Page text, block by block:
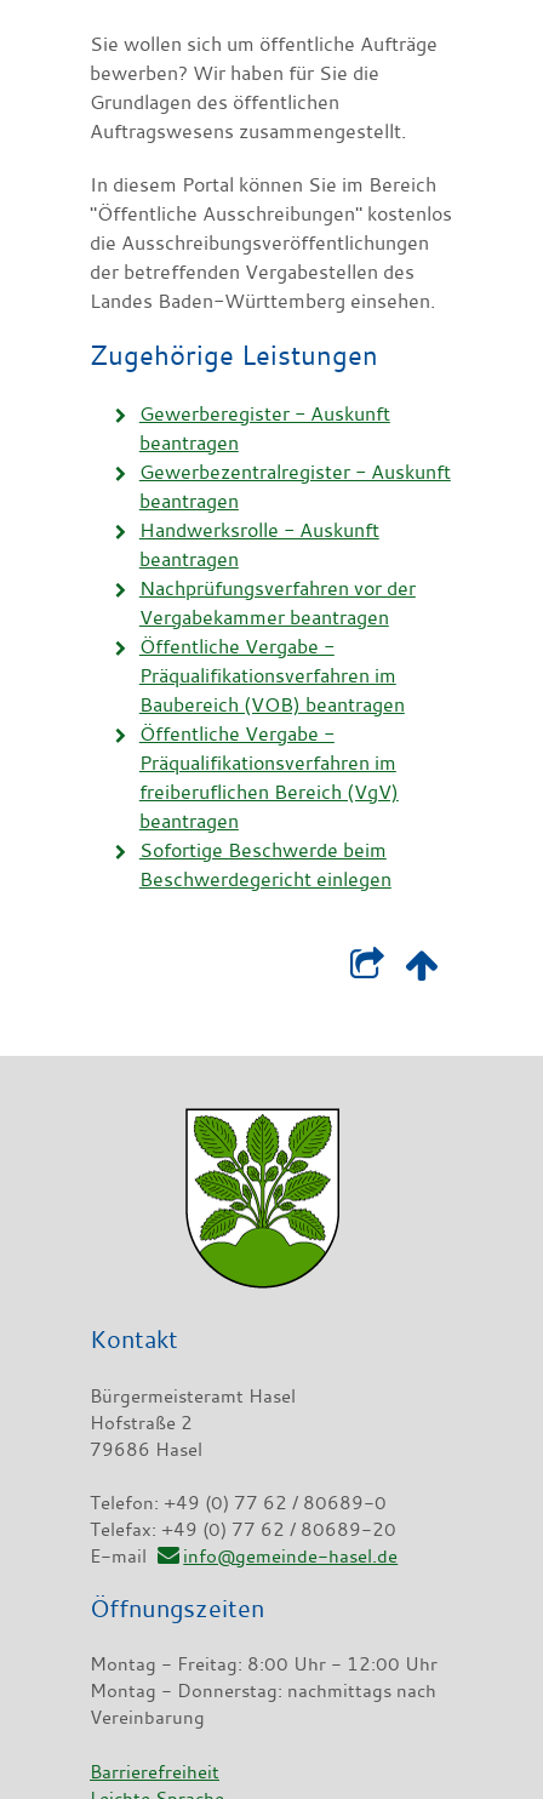
Sie wollen sich um öffentliche Aufträge
bewerben? Wir haben für Sie die
Grundlagen des öffentlichen
Auftragswesens zusammengestellt.
In diesem Portal können Sie im Bereich
"Öffentliche Ausschreibungen" kostenlos
die Ausschreibungsveröffentlichungen
der betreffenden Vergabestellen des
Landes Baden-Württemberg einsehen.
Zugehörige Leistungen
Gewerberegister - Auskunft
beantragen
Gewerbezentralregister - Auskunft
beantragen
Handwerksrolle - Auskunft
beantragen
Nachprüfungsverfahren vor der
Vergabekammer beantragen
Öffentliche Vergabe -
Präqualifikationsverfahren im
Baubereich (VOB) beantragen
Öffentliche Vergabe -
Präqualifikationsverfahren im
freiberuflichen Bereich (VgV)
beantragen
Sofortige Beschwerde beim
Beschwerdegericht einlegen
Kontakt
Bürgermeisteramt Hasel
Hofstraße 2
79686 Hasel
Telefon: +49 (0) 77 62 / 80689-0
Telefax: +49 (0) 77 62 / 80689-20
E-mail
info@gemeinde-hasel.de
Öffnungszeiten
Montag - Freitag: 8:00 Uhr - 12:00 Uhr
Montag - Donnerstag: nachmittags nach
Vereinbarung
Barrierefreiheit